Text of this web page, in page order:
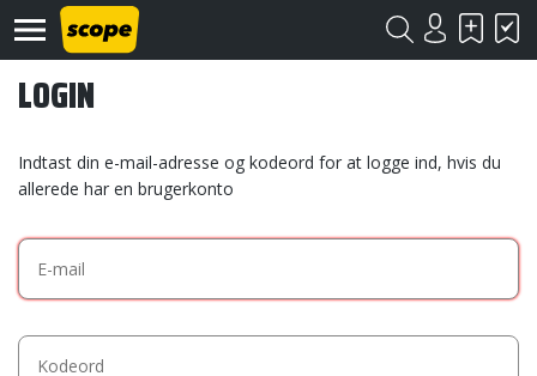
Kontakt
LOGIN
Indtast din e-mail-adresse og kodeord for at logge ind, hvis du
allerede har en brugerkonto